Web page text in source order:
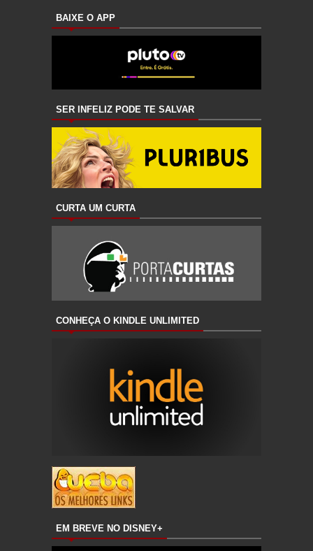
BAIXE O APP
SER INFELIZ PODE TE SALVAR
CURTA UM CURTA
CONHEÇA O KINDLE UNLIMITED
EM BREVE NO DISNEY+